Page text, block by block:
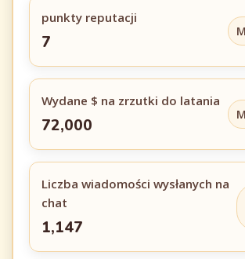
punkty reputacji
7
Wydane $ na zrzutki do latania
72,000
Liczba wiadomości wysłanych na
chat
1,147